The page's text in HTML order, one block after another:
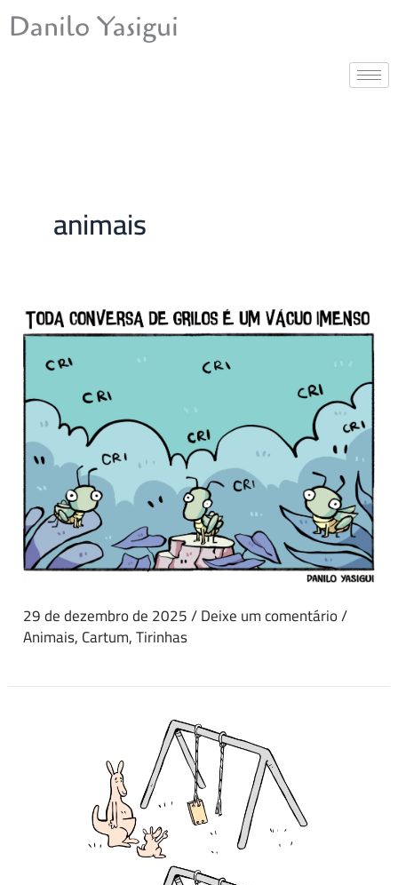
para
Danilo Yasigui
animais
29 de dezembro de 2025/Deixe um comentário/
Animais,Cartum,Tirinhas